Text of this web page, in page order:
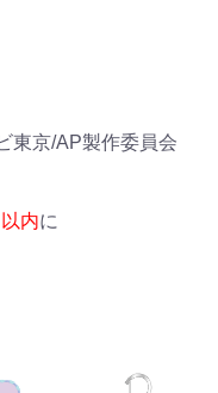
東京/AP製作委員会
内に